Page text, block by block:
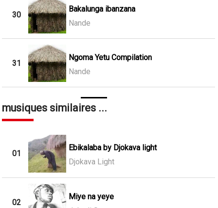
30
Bakalunga ibanzana
Nande
31
Ngoma Yetu Compilation
Nande
musiques similaires ...
01
Ebikalaba by Djokava light
Djokava Light
02
Miye na yeye